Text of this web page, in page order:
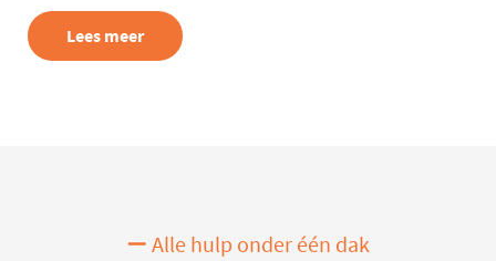
Lees meer
Alle hulp onder één dak